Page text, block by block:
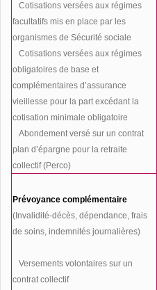
Cotisations versées aux régimes
facultatifs mis en place par les
organismes de Sécurité sociale
Cotisations versées aux régimes
obligatoires de base et
complémentaires d’assurance
vieillesse pour la part excédant la
cotisation minimale obligatoire
Abondement versé sur un contrat
plan d’épargne pour la retraite
collectif (Perco)
Prévoyance complémentaire
(Invalidité-décès, dépendance, frais
de soins, indemnités journalières)
Versements volontaires sur un
contrat collectif